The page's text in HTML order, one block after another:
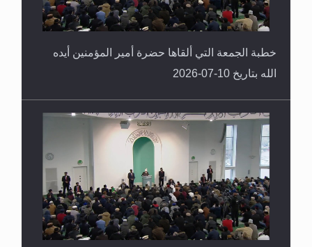
خطبة الجمعة التي ألقاها حضرة أمير المؤمنين أيده
الله بتاريخ 10-07-2026